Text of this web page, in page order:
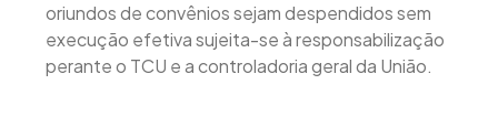
oriundos de convênios sejam despendidos sem
execução efetiva sujeita-se à responsabilização
perante o TCU e a controladoria geral da União.